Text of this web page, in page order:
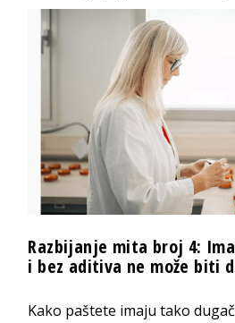
Razbijanje mita broj 4:
i bez aditiva ne može biti
Kako paštete imaju tako